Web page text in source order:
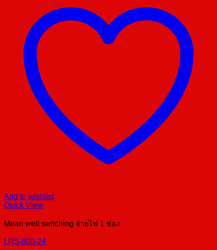
Add to wishlist
Quick View
Mean well switching จ่ายไฟ 1 ช่อง
LRS-600-24